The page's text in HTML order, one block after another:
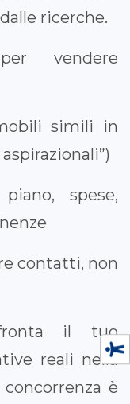
ricerche.
vendere
simili in
spese,
contatti, non
il tuo
reali nella
è